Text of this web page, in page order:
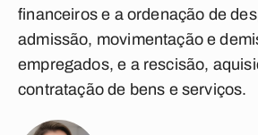
financeiros e a ordenação de
admissão, movimentação e
empregados, e a rescisão,
contratação de bens e serviços.